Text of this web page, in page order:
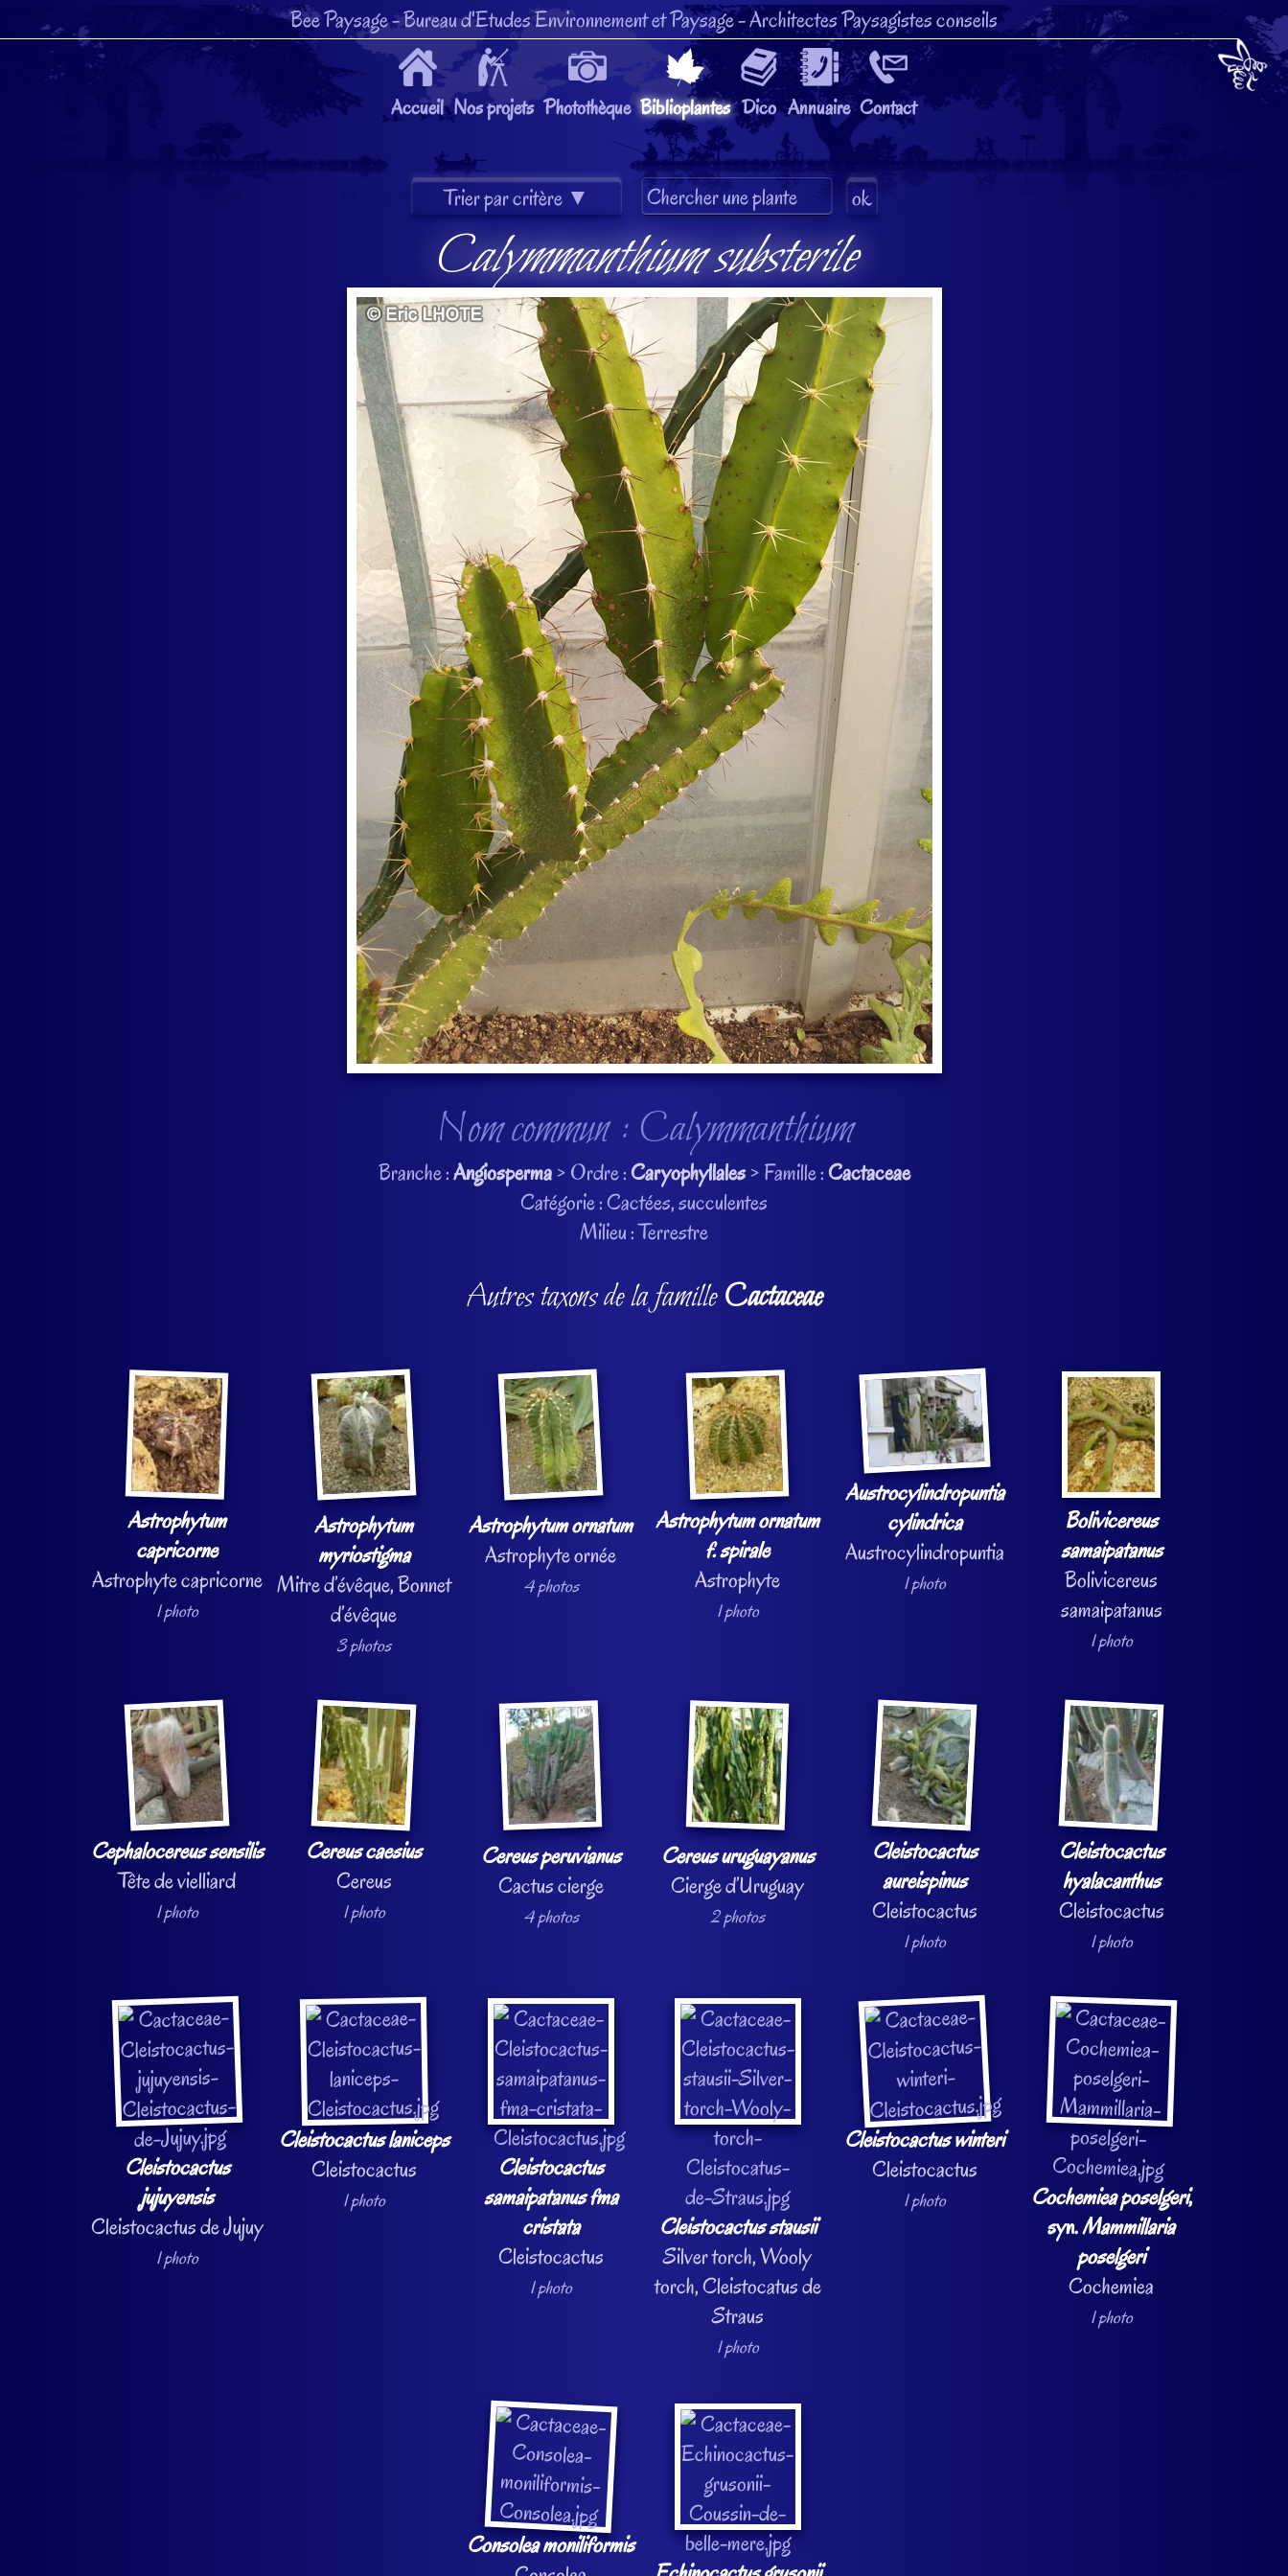
Bee Paysage- Bureau d'Etudes Environnement et Paysage- Architectes Paysagistes conseils
Accueil Nos projets Photothèque Biblioplantes Dico Annuaire Contact
Calymmanthium substerile
Nom commun : Calymmanthium
Branche :Angiosperma> Ordre :Caryophyllales> Famille :Cactaceae
Catégorie : Cactées, succulentes
Milieu : Terrestre
Autres taxons de la familleCactaceae
Astrophytum
capricorne
Astrophyte capricorne
1 photo
Astrophytum
myriostigma
Mitre d’évêque, Bonnet
d’évêque
3 photos
Astrophytum ornatum
Astrophyte ornée
4 photos
Astrophytum ornatum
f. spirale
Astrophyte
1 photo
Austrocylindropuntia
cylindrica
Austrocylindropuntia
1 photo
Bolivicereus
samaipatanus
Bolivicereus
samaipatanus
1 photo
Cephalocereus sensilis
Tête de vielliard
1 photo
Cereus caesius
Cereus
1 photo
Cereus peruvianus
Cactus cierge
4 photos
Cereus uruguayanus
Cierge d’Uruguay
2 photos
Cleistocactus
aureispinus
Cleistocactus
1 photo
Cleistocactus
hyalacanthus
Cleistocactus
1 photo
Cleistocactus
jujuyensis
Cleistocactus de Jujuy
1 photo
Cleistocactus laniceps
Cleistocactus
1 photo
Cleistocactus
samaipatanus fma
cristata
Cleistocactus
1 photo
Cleistocactus stausii
Silver torch, Wooly
torch, Cleistocatus de
Straus
1 photo
Cleistocactus winteri
Cleistocactus
1 photo Cochemiea poselgeri,
syn.Mammillaria
poselgeri
Cochemiea
1 photo
Consolea moniliformis